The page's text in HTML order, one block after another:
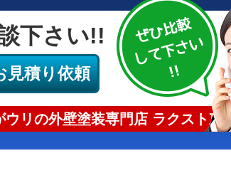
下さい!!
見積り依頼
リの外壁塗装専門店 ラクスト東